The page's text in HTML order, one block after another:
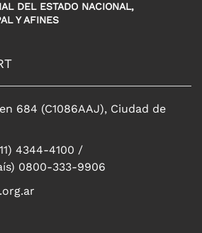
DEL ESTADO NACIONAL,
Y AFINES
684 (C1086AAJ), Ciudad de
4344-4100 /
0800-333-9906